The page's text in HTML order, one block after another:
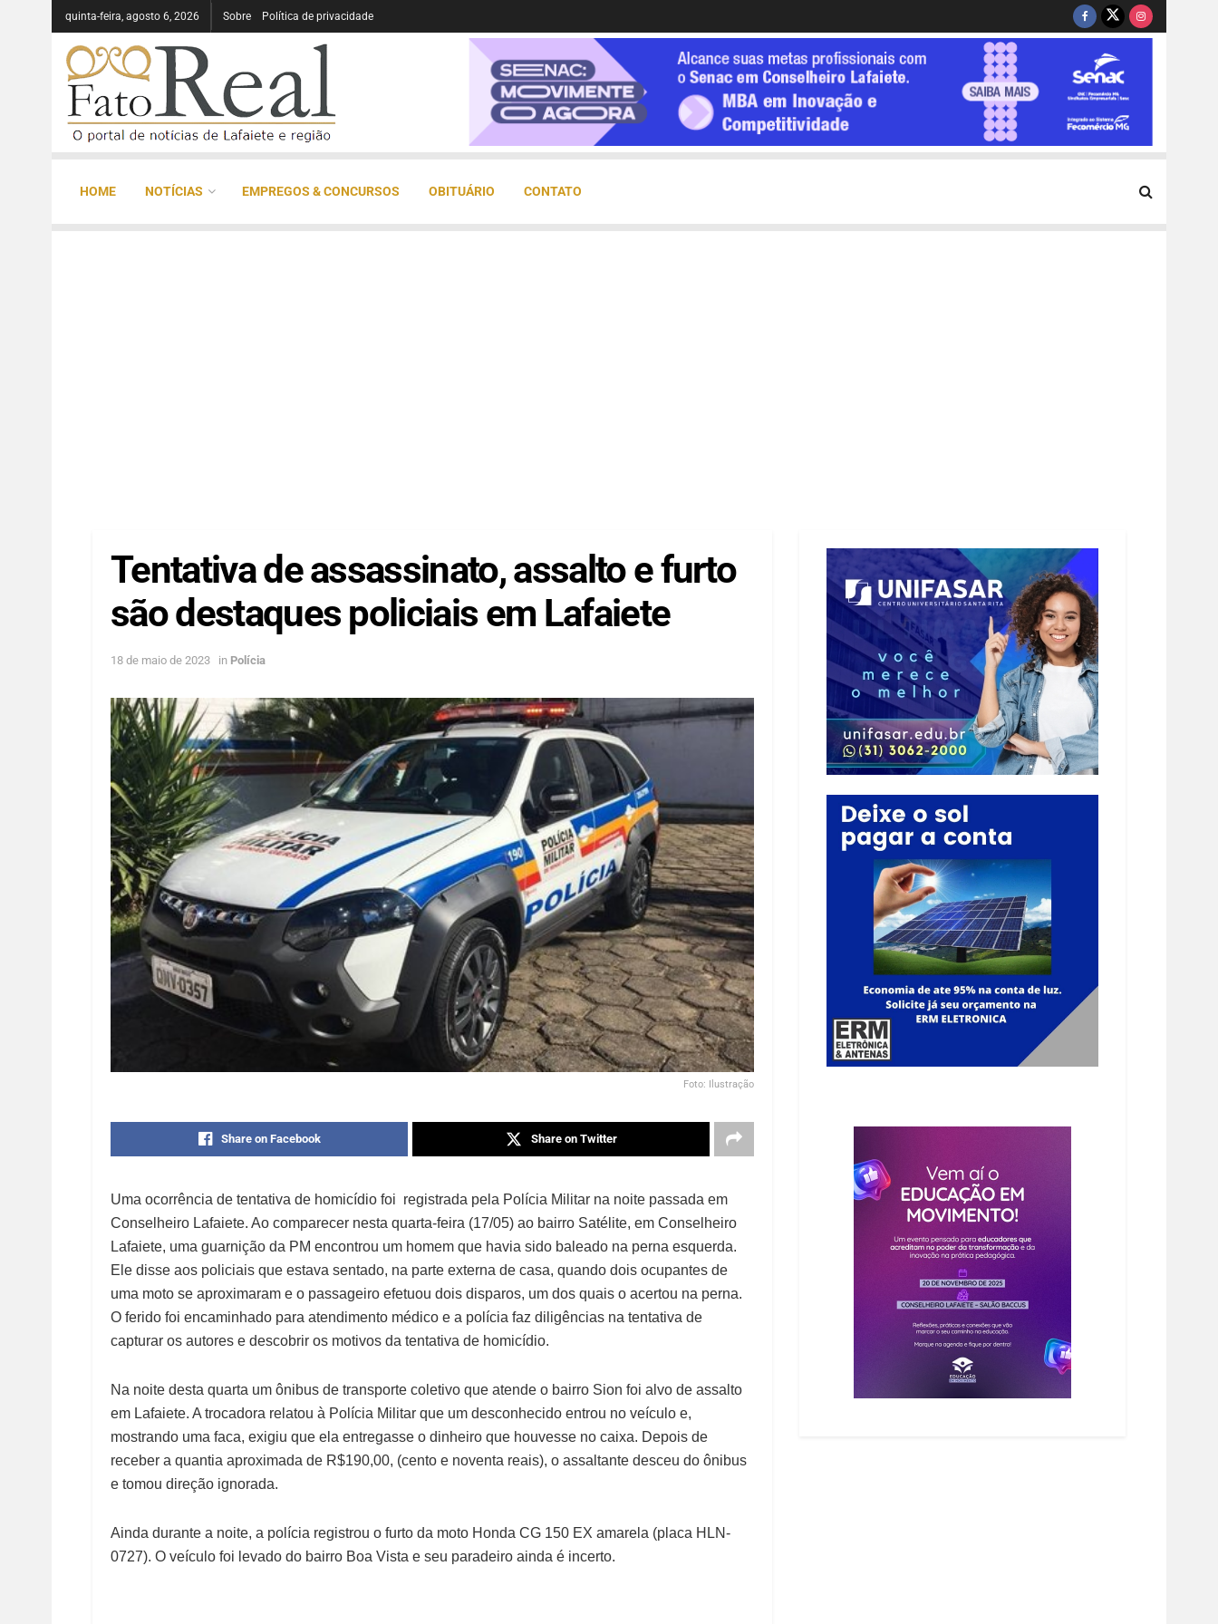
quinta-feira, agosto 6, 2026 Sobre Política de privacidade
HOME NOTÍCIAS EMPREGOS & CONCURSOS OBITUÁRIO CONTATO
Tentativa de assassinato, assalto e furto
são destaques policiais em Lafaiete
18 de maio de 2023 in Polícia
Foto: Ilustração
Share on Facebook Share on Twitter
Uma ocorrência de tentativa de homicídio foi registrada pela Polícia Militar na noite passada em
Conselheiro Lafaiete. Ao comparecer nesta quarta-feira (17/05) ao bairro Satélite, em Conselheiro
Lafaiete, uma guarnição da PM encontrou um homem que havia sido baleado na perna esquerda.
Ele disse aos policiais que estava sentado, na parte externa de casa, quando dois ocupantes de
uma moto se aproximaram e o passageiro efetuou dois disparos, um dos quais o acertou na perna.
O ferido foi encaminhado para atendimento médico e a polícia faz diligências na tentativa de
capturar os autores e descobrir os motivos da tentativa de homicídio.
Na noite desta quarta um ônibus de transporte coletivo que atende o bairro Sion foi alvo de assalto
em Lafaiete. A trocadora relatou à Polícia Militar que um desconhecido entrou no veículo e,
mostrando uma faca, exigiu que ela entregasse o dinheiro que houvesse no caixa. Depois de
receber a quantia aproximada de R$190,00, (cento e noventa reais), o assaltante desceu do ônibus
e tomou direção ignorada.
Ainda durante a noite, a polícia registrou o furto da moto Honda CG 150 EX amarela (placa HLN-
0727). O veículo foi levado do bairro Boa Vista e seu paradeiro ainda é incerto.